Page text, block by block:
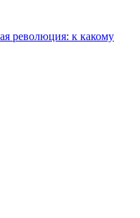
революция: к какому